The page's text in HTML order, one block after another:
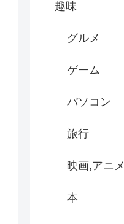
趣味
グルメ
ゲーム
パソコン
旅行
映画,アニメ
本